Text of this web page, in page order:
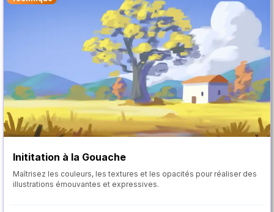
Inititation à la Gouache
Maîtrisez les couleurs, les textures et les opacités pour réaliser des
illustrations émouvantes et expressives.